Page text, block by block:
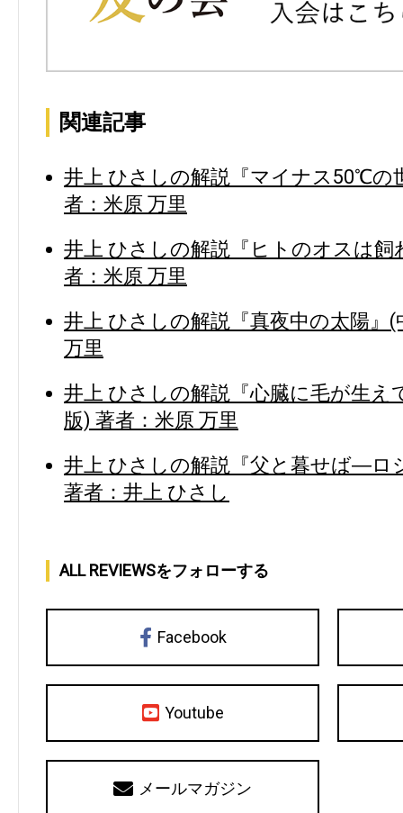
関連記事
井上 ひさしの解説『マイナス50℃の
者：米原 万里
井上 ひさしの解説『ヒトのオスは飼
者：米原 万里
井上 ひさしの解説『真夜中の太陽』
万里
井上 ひさしの解説『心臓に毛が生え
版) 著者：米原 万里
井上 ひさしの解説『父と暮せば―ロ
著者：井上 ひさし
ALL REVIEWSをフォローする
Facebook
Youtube
メールマガジン